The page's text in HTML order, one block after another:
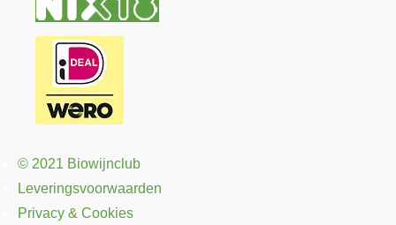
© 2021 Biowijnclub
Leveringsvoorwaarden
Privacy & Cookies